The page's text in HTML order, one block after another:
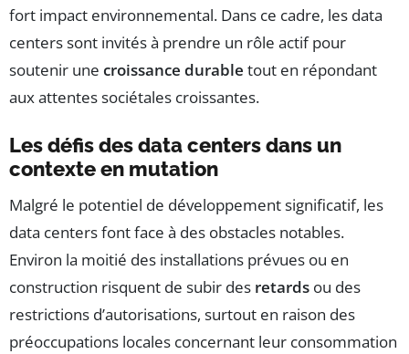
fort impact environnemental. Dans ce cadre, les data
centers sont invités à prendre un rôle actif pour
soutenir une croissance durable tout en répondant
aux attentes sociétales croissantes.
Les défis des data centers dans un
contexte en mutation
Malgré le potentiel de développement significatif, les
data centers font face à des obstacles notables.
Environ la moitié des installations prévues ou en
construction risquent de subir des retards ou des
restrictions d’autorisations, surtout en raison des
préoccupations locales concernant leur consommation